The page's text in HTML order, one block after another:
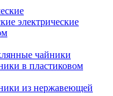
электрические
чайники
в пластиковом
из нержавеющей